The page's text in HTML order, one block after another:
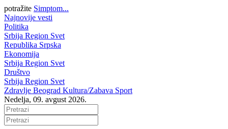
potražite Simptom...
Najnovije vesti
Politika
Srbija Region Svet
Republika Srpska
Ekonomija
Srbija Region Svet
Društvo
Srbija Region Svet
Zdravlje Beograd Kultura/Zabava Sport
Nedelja, 09. avgust 2026.